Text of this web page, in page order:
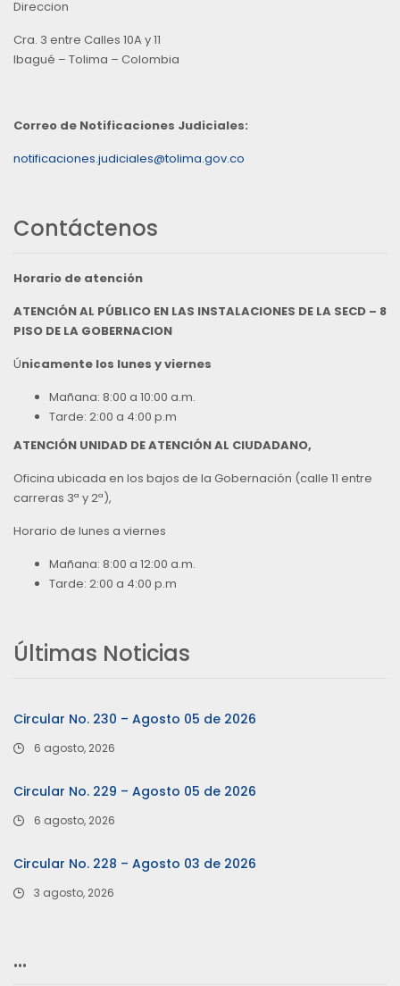
Direccion
Cra. 3 entre Calles 10A y 11
Ibagué – Tolima – Colombia
Correo de Notificaciones Judiciales:
notificaciones.judiciales@tolima.gov.co
Contáctenos
Horario de atención
ATENCIÓN AL PÚBLICO EN LAS INSTALACIONES DE LA SECD – 8
PISO DE LA GOBERNACION
Únicamente los lunes y viernes
Mañana: 8:00 a 10:00 a.m.
Tarde: 2:00 a 4:00 p.m
ATENCIÓN UNIDAD DE ATENCIÓN AL CIUDADANO,
Oficina ubicada en los bajos de la Gobernación (calle 11 entre
carreras 3ª y 2ª),
Horario de lunes a viernes
Mañana: 8:00 a 12:00 a.m.
Tarde: 2:00 a 4:00 p.m
Últimas Noticias
Circular No. 230 – Agosto 05 de 2026
6 agosto, 2026
Circular No. 229 – Agosto 05 de 2026
6 agosto, 2026
Circular No. 228 – Agosto 03 de 2026
3 agosto, 2026
…